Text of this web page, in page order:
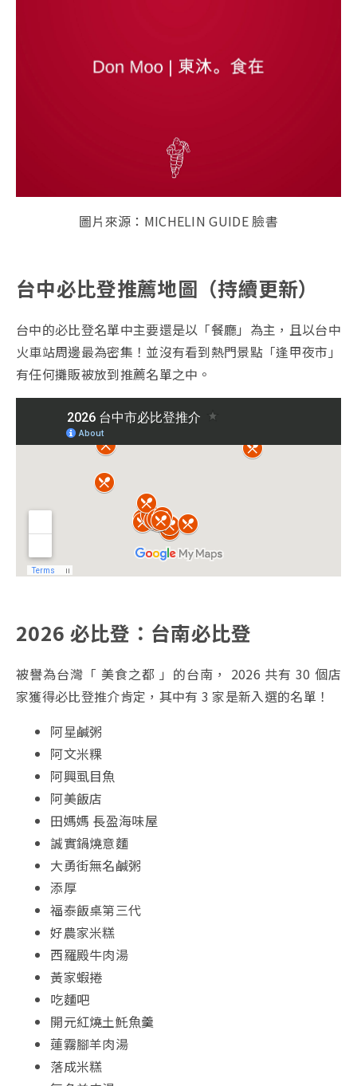
圖片來源：MICHELIN GUIDE 臉書
台中必比登推薦地圖（持續更新）
台中的必比登名單中主要還是以「餐廳」為主，且以台中
火車站周邊最為密集！並沒有看到熱門景點「逢甲夜市」
有任何攤販被放到推薦名單之中。
2026 必比登：台南必比登
被譽為台灣「 美食之都 」的台南， 2026 共有 30 個店
家獲得必比登推介肯定，其中有 3 家是新入選的名單！
阿星鹹粥
阿文米粿
阿興虱目魚
阿美飯店
田媽媽 長盈海味屋
誠實鍋燒意麵
大勇街無名鹹粥
添厚
福泰飯桌第三代
好農家米糕
西羅殿牛肉湯
黃家蝦捲
吃麵吧
開元紅燒土魠魚羹
蓮霧腳羊肉湯
落成米糕